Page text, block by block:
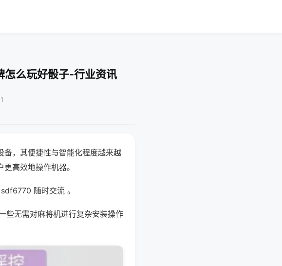
怎么玩好骰子-行业资讯
备，其便捷性与智能化程度越来越
高效地操作机器。
随时交流 。
些无需对麻将机进行复杂安装操作